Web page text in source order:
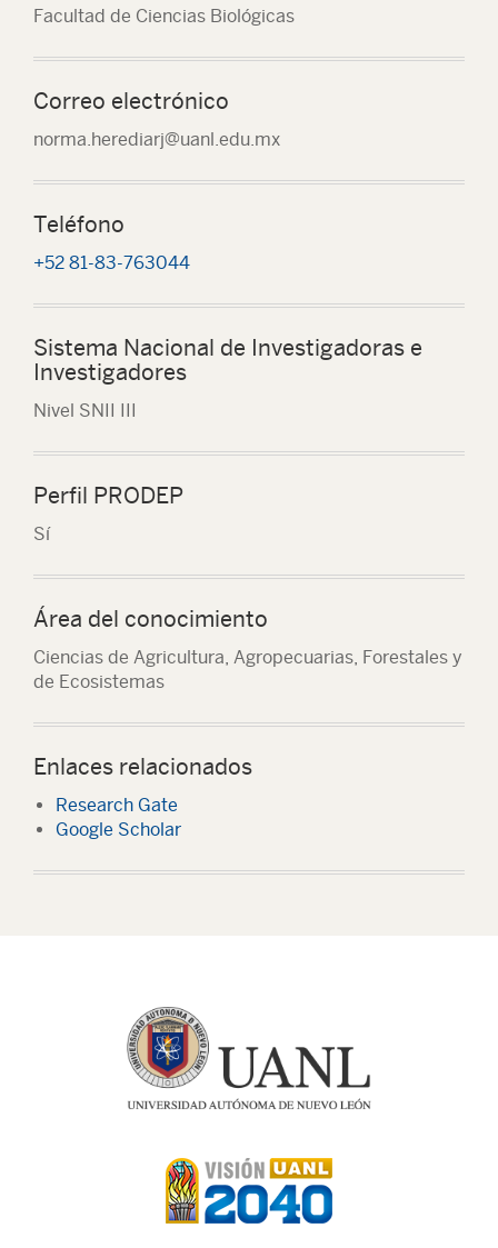
Facultad de Ciencias Biológicas
Correo electrónico
norma.herediarj@uanl.edu.mx
Teléfono
+52 81-83-763044
Sistema Nacional de Investigadoras e
Investigadores
Nivel SNII III
Perfil PRODEP
Sí
Área del conocimiento
Ciencias de Agricultura, Agropecuarias, Forestales y
de Ecosistemas
Enlaces relacionados
Research Gate
Google Scholar